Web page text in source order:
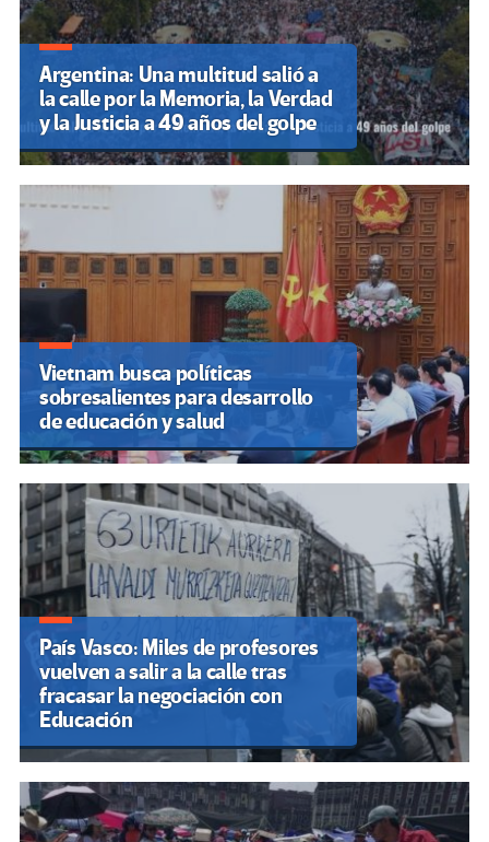
Argentina: Una multitud salió a
la calle por la Memoria, la Verdad
y la Justicia a 49 años del golpe
Vietnam busca políticas
sobresalientes para desarrollo
de educación y salud
País Vasco: Miles de profesores
vuelven a salir a la calle tras
fracasar la negociación con
Educación